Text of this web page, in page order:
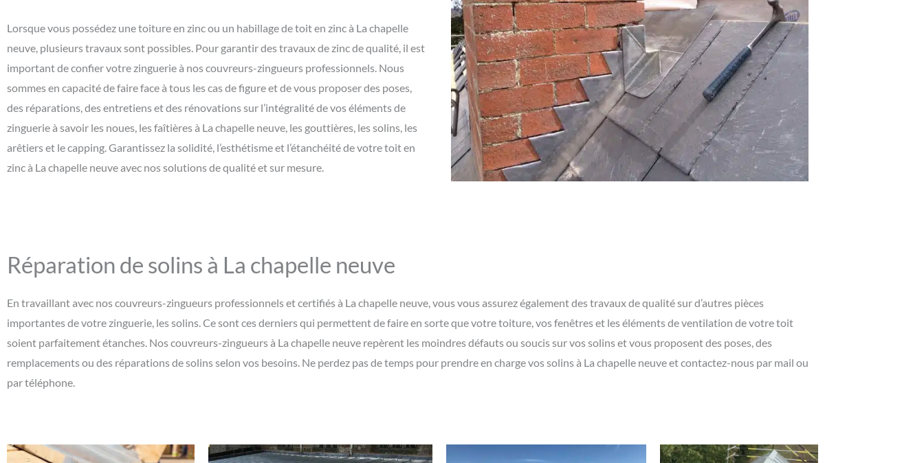
Lorsque vous possédez une toiture en zinc ou un habillage de toit en zinc à La chapelle
neuve, plusieurs travaux sont possibles. Pour garantir des travaux de zinc de qualité, il est
important de confier votre zinguerie à nos couvreurs-zingueurs professionnels. Nous
sommes en capacité de faire face à tous les cas de figure et de vous proposer des poses,
des réparations, des entretiens et des rénovations sur l’intégralité de vos éléments de
zinguerie à savoir les noues, les faîtières à La chapelle neuve, les gouttières, les solins, les
arêtiers et le capping. Garantissez la solidité, l’esthétisme et l’étanchéité de votre toit en
zinc à La chapelle neuve avec nos solutions de qualité et sur mesure.
Réparation de solins à La chapelle neuve
En travaillant avec nos couvreurs-zingueurs professionnels et certifiés à La chapelle neuve, vous vous assurez également des travaux de qualité sur d’autres pièces
importantes de votre zinguerie, les solins. Ce sont ces derniers qui permettent de faire en sorte que votre toiture, vos fenêtres et les éléments de ventilation de votre toit
soient parfaitement étanches. Nos couvreurs-zingueurs à La chapelle neuve repèrent les moindres défauts ou soucis sur vos solins et vous proposent des poses, des
remplacements ou des réparations de solins selon vos besoins. Ne perdez pas de temps pour prendre en charge vos solins à La chapelle neuve et contactez-nous par mail ou
par téléphone.